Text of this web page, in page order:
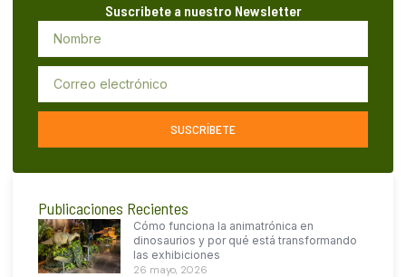
Suscribete a nuestro Newsletter
SUSCRÍBETE
Publicaciones Recientes
Cómo funciona la animatrónica en
dinosaurios y por qué está transformando
las exhibiciones
26 mayo, 2026